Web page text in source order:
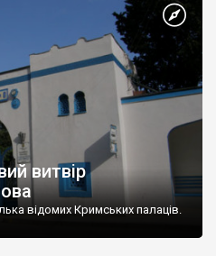
витвір
відомих Кримських палаців.